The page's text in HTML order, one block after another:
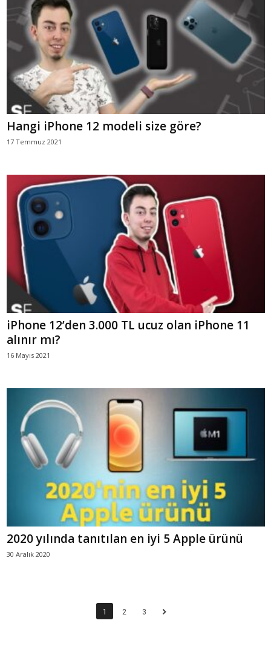
Hangi iPhone 12 modeli size göre?
17 Temmuz 2021
iPhone 12’den 3.000 TL ucuz olan iPhone 11
alınır mı?
16 Mayıs 2021
2020 yılında tanıtılan en iyi 5 Apple ürünü
30 Aralık 2020
1 2 3